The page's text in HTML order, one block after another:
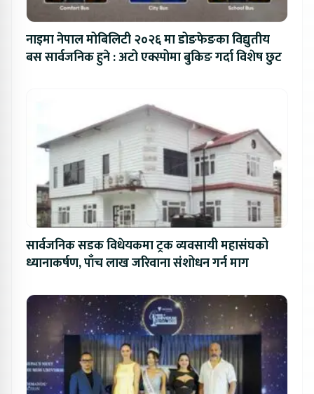
नाइमा नेपाल मोबिलिटी २०२६ मा डोङफेङका विद्युतीय
बस सार्वजनिक हुने : अटो एक्स्पोमा बुकिङ गर्दा विशेष छुट
सार्वजनिक सडक विधेयकमा ट्रक व्यवसायी महासंघको
ध्यानाकर्षण, पाँच लाख जरिवाना संशोधन गर्न माग